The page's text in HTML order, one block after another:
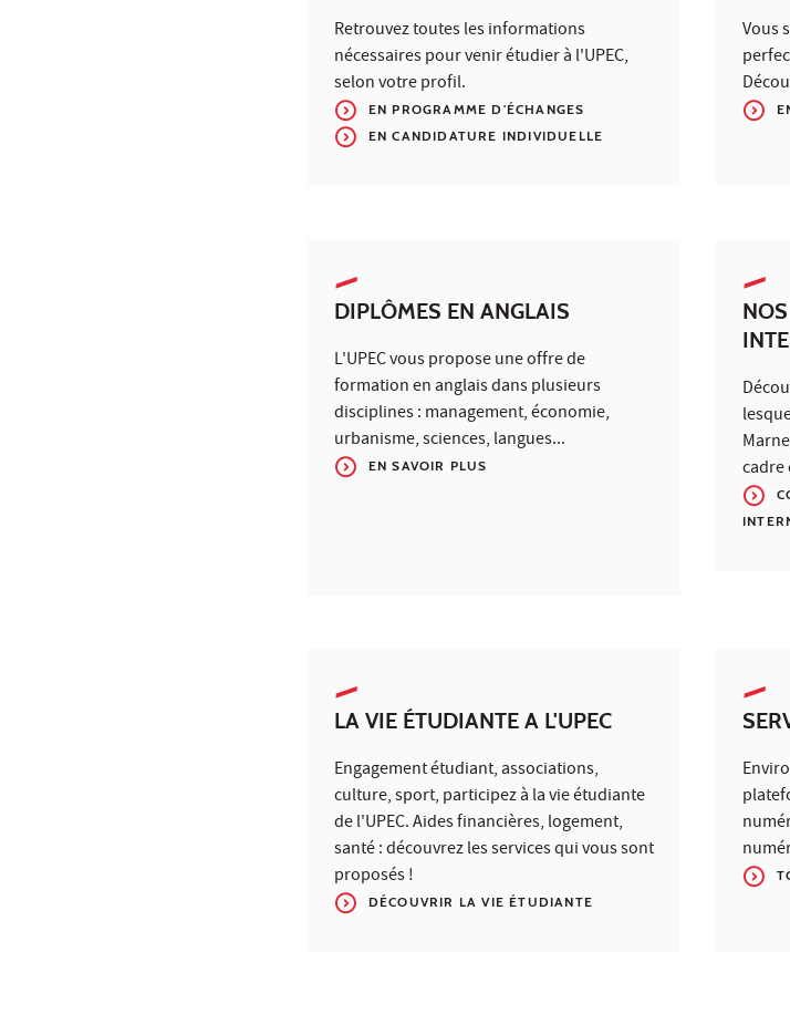
Retrouvez toutes les informations
nécessaires pour venir étudier à l'UPEC,
selon votre profil.
EN PROGRAMME D'ÉCHANGES
EN CANDIDATURE INDIVIDUELLE
Vous
DIPLÔMES EN ANGLAIS
L'UPEC vous propose une offre de
formation en anglais dans plusieurs
disciplines : management, économie,
urbanisme, sciences, langues...
EN SAVOIR PLUS
cadre
LA VIE ÉTUDIANTE A L'UPEC
Engagement étudiant, associations,
culture, sport, participez à la vie étudiante
de l'UPEC. Aides financières, logement,
santé : découvrez les services qui vous sont
proposés !
DÉCOUVRIR LA VIE ÉTUDIANTE